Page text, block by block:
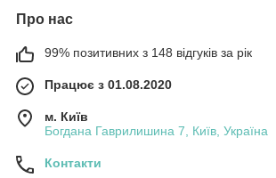
Про нас
99% позитивних з 148 відгуків за рік
Працює з 01.08.2020
м. Київ
Богдана Гаврилишина 7, Київ, Україна
Контакти